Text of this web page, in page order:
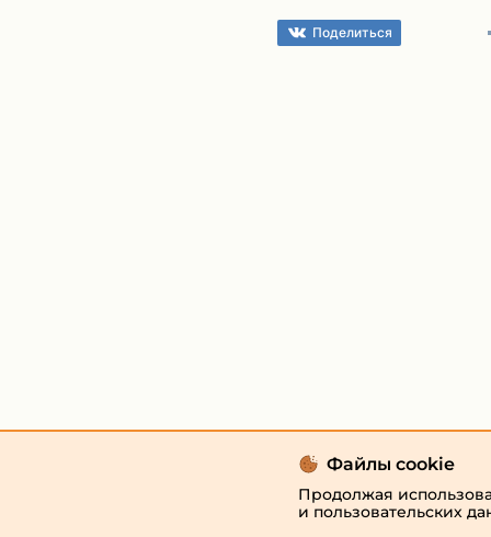
Поделиться
Файлы cookie
Продолжая
и пользовательских